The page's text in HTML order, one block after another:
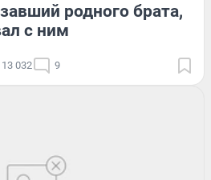
родного брата,
с ним
13 032 9